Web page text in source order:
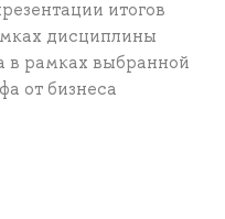
итогов
дисциплины
в рамках выбранной
от бизнеса